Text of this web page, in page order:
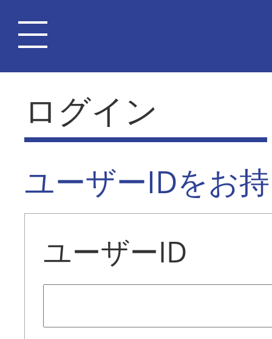
ログイン
ユーザーIDをお
ユーザーID